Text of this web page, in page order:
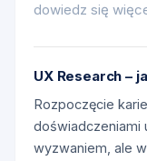
dowiedz się
UX Research –
Rozpoczęcie
doświadczeniami
wyzwaniem, ale